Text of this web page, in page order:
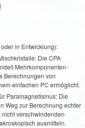
in Entwicklung):
Die CPA
Mehrkomponenten-
Berechnungen von
einfachen PC ermöglicht.
Paramagnetismus: Die
Weg zur Berechnung echter
nicht verschwindenden
ausmitteln.